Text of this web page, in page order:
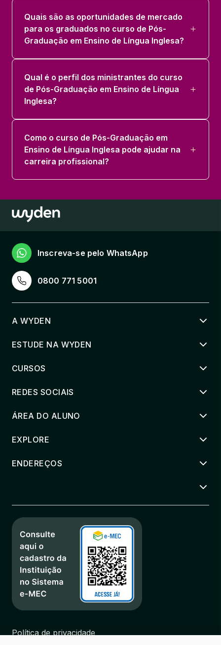
Quais são as oportunidades de mercado
para os graduados no curso de Pós-
Graduação em Ensino de Língua Inglesa?
Qual é o perfil dos ministrantes do curso
de Pós-Graduação em Ensino de Língua
Inglesa?
Como o curso de Pós-Graduação em
Ensino de Língua Inglesa pode ajudar na
carreira profissional?
0800 771 5001
Inscreva-se pelo WhatsApp
A WYDEN
ESTUDE NA WYDEN
CURSOS
REDES SOCIAIS
ÁREA DO ALUNO
EXPLORE
ENDEREÇOS
Política de privacidade